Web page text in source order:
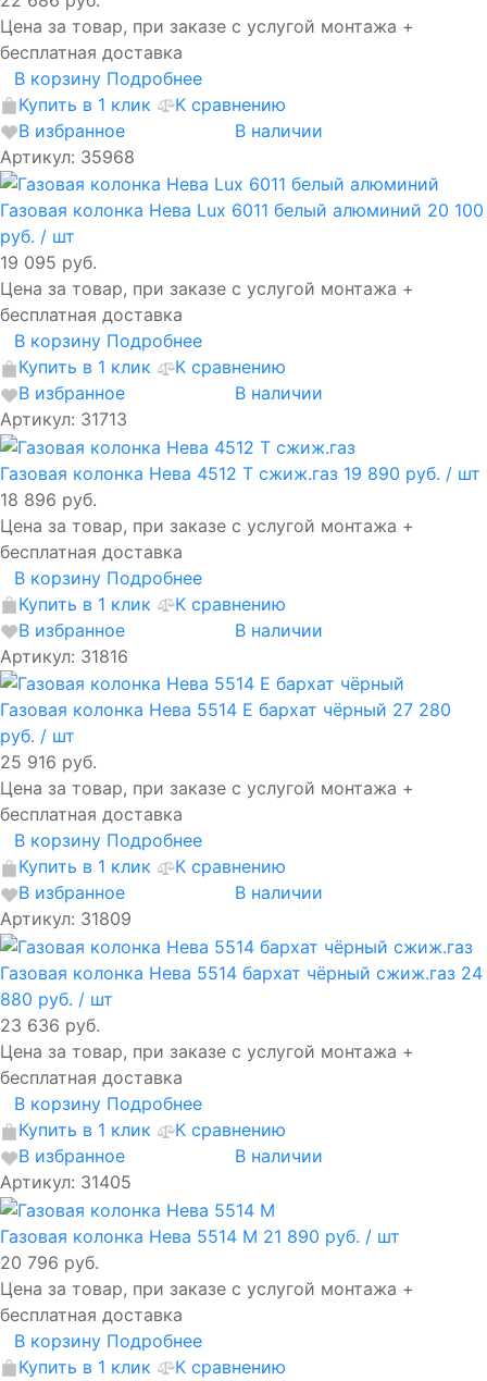
Цена за товар, при заказе с услугой монтажа +
бесплатная доставка
В корзину Подробнее
Купить в 1 клик
К сравнению
В избранное
В наличии
Артикул: 35968
Газовая колонка Нева Lux 6011 белый алюминий 20 100
руб. / шт
19 095 руб.
Цена за товар, при заказе с услугой монтажа +
бесплатная доставка
В корзину Подробнее
Купить в 1 клик
К сравнению
В избранное
В наличии
Артикул: 31713
Газовая колонка Нева 4512 Т сжиж.газ 19 890 руб. / шт
18 896 руб.
Цена за товар, при заказе с услугой монтажа +
бесплатная доставка
В корзину Подробнее
Купить в 1 клик
К сравнению
В избранное
В наличии
Артикул: 31816
Газовая колонка Нева 5514 Е бархат чёрный 27 280
руб. / шт
25 916 руб.
Цена за товар, при заказе с услугой монтажа +
бесплатная доставка
В корзину Подробнее
Купить в 1 клик
К сравнению
В избранное
В наличии
Артикул: 31809
Газовая колонка Нева 5514 бархат чёрный сжиж.газ 24
880 руб. / шт
23 636 руб.
Цена за товар, при заказе с услугой монтажа +
бесплатная доставка
В корзину Подробнее
Купить в 1 клик
К сравнению
В избранное
В наличии
Артикул: 31405
Газовая колонка Нева 5514 M 21 890 руб. / шт
20 796 руб.
Цена за товар, при заказе с услугой монтажа +
бесплатная доставка
В корзину Подробнее
Купить в 1 клик
К сравнению